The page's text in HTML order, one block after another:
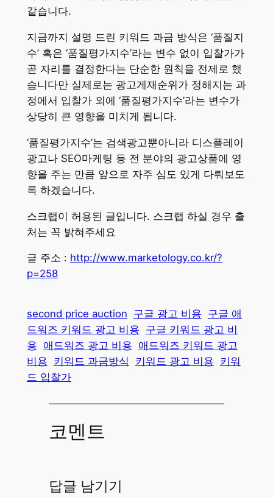
같습니다.
지금까지 설명 드린 키워드 과금 방식은 ‘품질지
수’ 혹은 ‘품질평가지수’라는 변수 없이 입찰가가
곧 자리를 결정한다는 단순한 원칙을 전제로 했
습니다만 실제로는 광고게재순위가 정해지는 과
정에서 입찰가 외에 ‘품질평가지수’라는 변수가
상당히 큰 영향을 미치게 됩니다.
‘품질평가지수’는 검색광고뿐아니라 디스플레이
광고나 SEO마케팅 등 전 분야의 광고상품에 영
향을 주는 만큼 앞으로 자주 심도 있게 다뤄보도
록 하겠습니다.
스크랩이 허용된 글입니다. 스크랩 하실 경우 출
처는 꼭 밝혀주세요
글 주소 : http://www.marketology.co.kr/?
p=258
second price auction 구글 광고 비용 구글 애
드워즈 키워드 광고 비용 구글 키워드 광고 비
용 애드워즈 광고 비용 애드워즈 키워드 광고
비용 키워드 과금방식 키워드 광고 비용 키워
드 입찰가
코멘트
답글 남기기